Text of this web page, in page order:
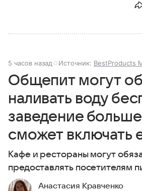
5 часов назад Источник: BestProducts
Общепит могут
наливать воду
заведение
сможет включать
Кафе и рестораны могут
предоставлять посетителям
Анастасия Кравченко